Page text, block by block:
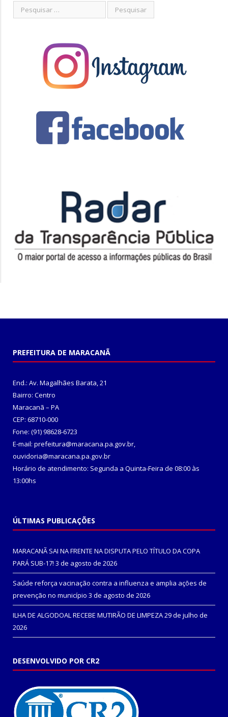
PREFEITURA DE MARACANÃ
End.: Av. Magalhães Barata, 21
Bairro: Centro
Maracanã – PA
CEP: 68710-000
Fone: (91) 98628-6723
E-mail: prefeitura@maracana.pa.gov.br,
ouvidoria@maracana.pa.gov.br
Horário de atendimento: Segunda a Quinta-Feira de 08:00 às
13:00hs
ÚLTIMAS PUBLICAÇÕES
MARACANÃ SAI NA FRENTE NA DISPUTA PELO TÍTULO DA COPA
PARÁ SUB-17! 3 de agosto de 2026
Saúde reforça vacinação contra a influenza e amplia ações de
prevenção no município 3 de agosto de 2026
ILHA DE ALGODOAL RECEBE MUTIRÃO DE LIMPEZA29 de julho de
2026
DESENVOLVIDO POR CR2